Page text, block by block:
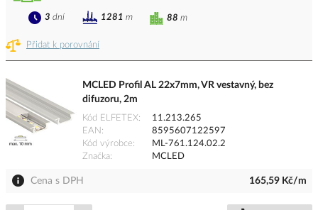
Přidat k porovnání
88 m
3 dní 1281 m
MCLED Profil AL 22x7mm, VR vestavný, bez
difuzoru, 2m
Kód ELFETEX
11.213.265
EAN
8595607122597
Kód výrobce
ML-761.124.02.2
Značka
MCLED
Cena s DPH 165,59 Kč/m